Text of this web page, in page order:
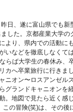
昨日、遂に富山県でも新
した。京都産業大学の
より、県内での活動に
いなどを徹底しなくて
らば大学生の春休み、
カへ卒業旅行に行きま
ニオン〜ロスアンゼル
グランドキャニオンを
。地図で見たら近く感
この冒険(笑)は、その後